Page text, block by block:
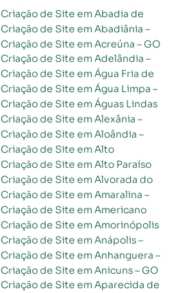
de Site em Acreúna – GO
de Site em Anicuns – GO